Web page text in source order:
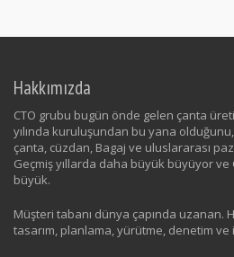
Hakkımızda
CTO grubu bugün önde gelen çanta
yılında kuruluşundan bu yana
çanta, cüzdan, Bagaj ve uluslararası
Geçmiş yıllarda daha büyük büyüyor
büyük.
Müşteri tabanı dünya çapında uzanan.
tasarım, planlama, yürütme, denetim ve